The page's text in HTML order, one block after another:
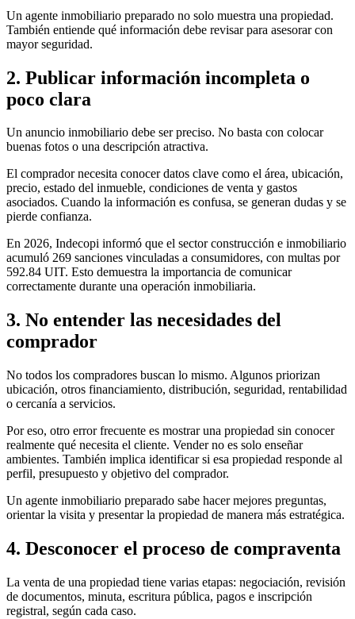
Un agente inmobiliario preparado no solo muestra una propiedad.
También entiende qué información debe revisar para asesorar con
mayor seguridad.
2. Publicar información incompleta o
poco clara
Un anuncio inmobiliario debe ser preciso. No basta con colocar
buenas fotos o una descripción atractiva.
El comprador necesita conocer datos clave como el área, ubicación,
precio, estado del inmueble, condiciones de venta y gastos
asociados. Cuando la información es confusa, se generan dudas y se
pierde confianza.
En 2026, Indecopi informó que el sector construcción e inmobiliario
acumuló 269 sanciones vinculadas a consumidores, con multas por
592.84 UIT. Esto demuestra la importancia de comunicar
correctamente durante una operación inmobiliaria.
3. No entender las necesidades del
comprador
No todos los compradores buscan lo mismo. Algunos priorizan
ubicación, otros financiamiento, distribución, seguridad, rentabilidad
o cercanía a servicios.
Por eso, otro error frecuente es mostrar una propiedad sin conocer
realmente qué necesita el cliente. Vender no es solo enseñar
ambientes. También implica identificar si esa propiedad responde al
perfil, presupuesto y objetivo del comprador.
Un agente inmobiliario preparado sabe hacer mejores preguntas,
orientar la visita y presentar la propiedad de manera más estratégica.
4. Desconocer el proceso de compraventa
La venta de una propiedad tiene varias etapas: negociación, revisión
de documentos, minuta, escritura pública, pagos e inscripción
registral, según cada caso.